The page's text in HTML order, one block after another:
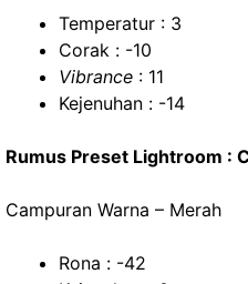
Temperatur : 3
Corak : -10
Vibrance : 11
Kejenuhan : -14
Rumus Preset Lightroom :
Campuran Warna – Merah
Rona : -42